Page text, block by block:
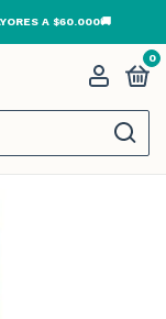
A $60.000🚚
0